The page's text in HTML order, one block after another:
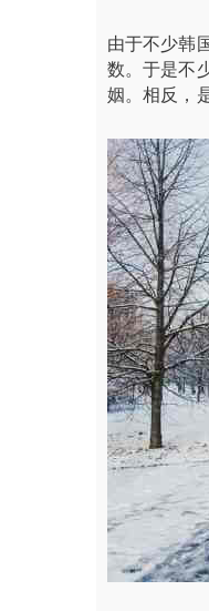
由于不少韩
数。于是不
姻。相反，